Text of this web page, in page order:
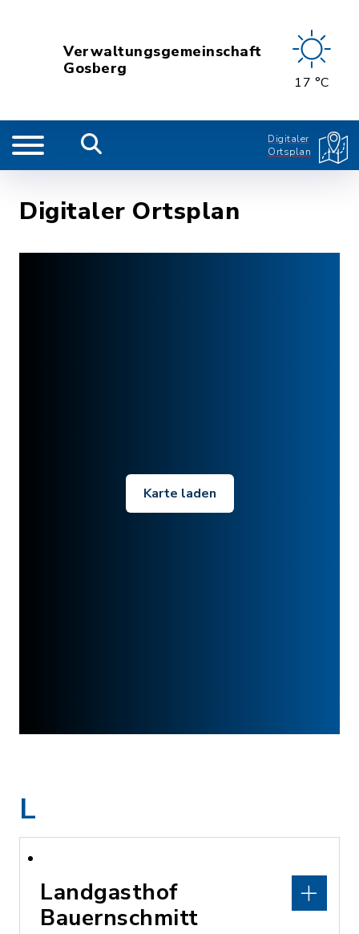
Verwaltungsgemeinschaft
Gosberg
17 °C
Digitaler
Ortsplan
Digitaler Ortsplan
Karte laden
L
Landgasthof
Bauernschmitt